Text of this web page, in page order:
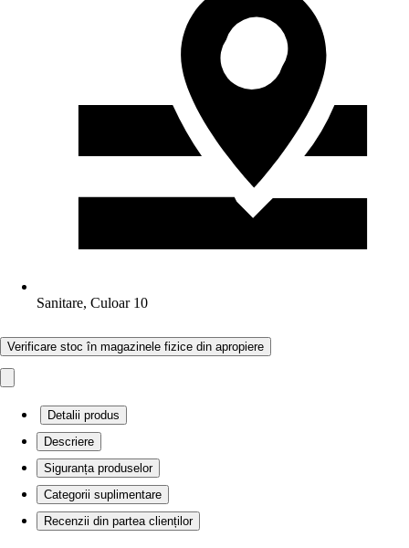
Sanitare, Culoar 10
Verificare stoc în magazinele fizice din apropiere
Detalii produs
Descriere
Siguranța produselor
Categorii suplimentare
Recenzii din partea clienților